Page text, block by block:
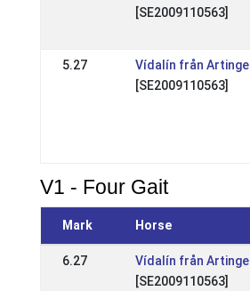
[SE2009110563]
5.27
Vídalín från Artinge
[SE2009110563]
V1 - Four Gait
Mark Horse
6.27
Vídalín från Artinge
[SE2009110563]